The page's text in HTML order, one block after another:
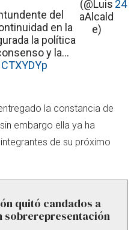
del
en la
la política
y la…
(@Luis
aAlcald
e)
24
la constancia de
embargo ella ya ha
de su próximo
quitó candados a
sobrerepresentación